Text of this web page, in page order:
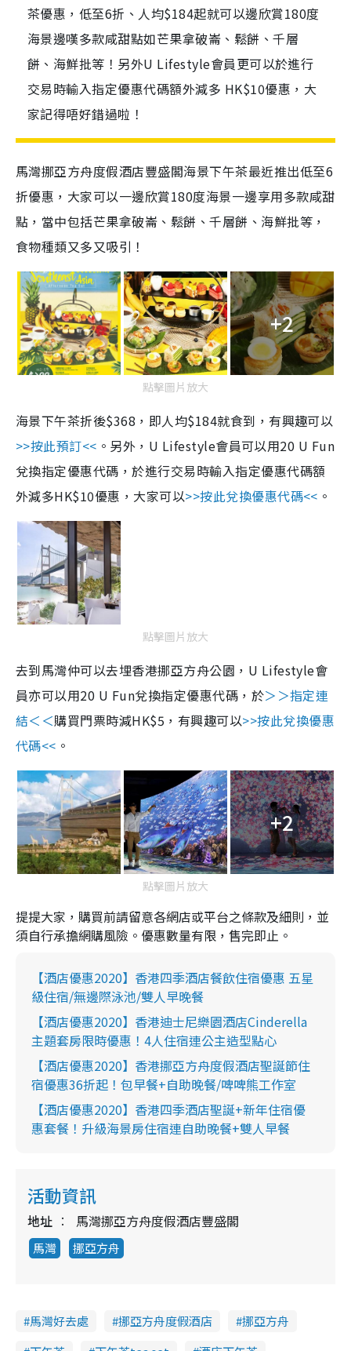
茶優惠，低至6折、人均$184起就可以邊欣賞180度
海景邊嘆多款咸甜點如芒果拿破崙、鬆餅、千層
餅、海鮮批等！另外U Lifestyle會員更可以於進行
交易時輸入指定優惠代碼額外減多 HK$10優惠，大
家記得唔好錯過啦！
馬灣挪亞方舟度假酒店豐盛閣海景下午茶最近推出低至6
折優惠，大家可以一邊欣賞180度海景一邊享用多款咸甜
點，當中包括芒果拿破崙、鬆餅、千層餅、海鮮批等，
食物種類又多又吸引！
+2
點擊圖片放大
海景下午茶折後$368，即人均$184就食到，有興趣可以
>>按此預訂<< 。另外，U Lifestyle會員可以用20 U Fun
兌換指定優惠代碼，於進行交易時輸入指定優惠代碼額
外減多HK$10優惠，大家可以>>按此兌換優惠代碼<< 。
點擊圖片放大
去到馬灣仲可以去埋香港挪亞方舟公園，U Lifestyle會
員亦可以用20 U Fun兌換指定優惠代碼，於＞＞指定連
結＜＜購買門票時減HK$5，有興趣可以>>按此兌換優惠
代碼<< 。
+2
點擊圖片放大
提提大家，購買前請留意各網店或平台之條款及細則，並
須自行承擔網購風險。優惠數量有限，售完即止。
【酒店優惠2020】香港四季酒店餐飲住宿優惠 五星
級住宿/無邊際泳池/雙人早晚餐
【酒店優惠2020】香港迪士尼樂園酒店Cinderella
主題套房限時優惠！4人住宿連公主造型點心
【酒店優惠2020】香港挪亞方舟度假酒店聖誕節住
宿優惠36折起！包早餐+自助晚餐/啤啤熊工作室
【酒店優惠2020】香港四季酒店聖誕+新年住宿優
惠套餐！升級海景房住宿連自助晚餐+雙人早餐
活動資訊
地址 馬灣挪亞方舟度假酒店豐盛閣
馬灣 挪亞方舟
馬灣好去處 挪亞方舟度假酒店
挪亞方舟